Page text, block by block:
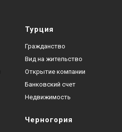
Турция
Гражданство
Вид на жительство
Открытие компании
Банковский счет
Недвижимость
Черногория